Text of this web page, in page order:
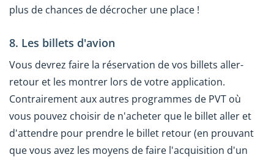
plus de chances de décrocher une place !
8. Les billets d'avion
Vous devrez faire la réservation de vos billets aller-
retour et les montrer lors de votre application.
Contrairement aux autres programmes de PVT où
vous pouvez choisir de n'acheter que le billet aller et
d'attendre pour prendre le billet retour (en prouvant
que vous avez les moyens de faire l'acquisition d'un